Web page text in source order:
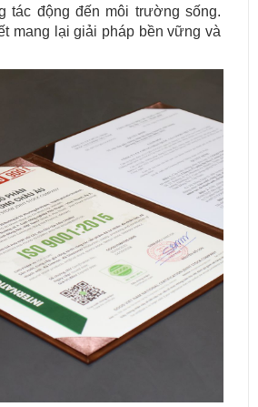
tác động đến môi trường sống.
mang lại giải pháp bền vững và